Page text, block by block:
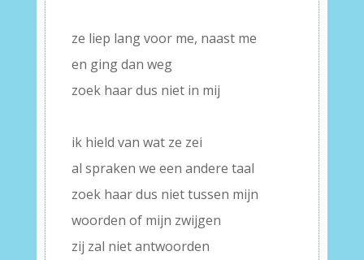
ze liep lang voor me, naast me
en ging dan weg
zoek haar dus niet in mij
ik hield van wat ze zei
al spraken we een andere taal
zoek haar dus niet tussen mijn
woorden of mijn zwijgen
zij zal niet antwoorden